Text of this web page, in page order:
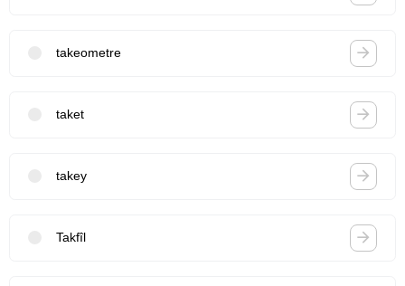
takeometre
taket
takey
Takfîl